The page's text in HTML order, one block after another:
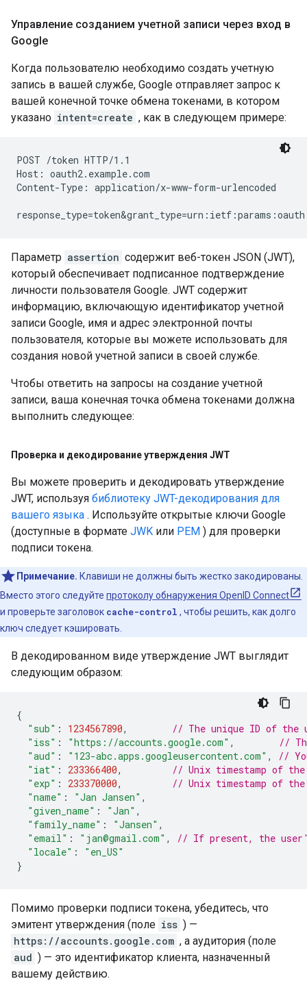
Управление созданием учетной записи через вход в
Google
Когда пользователю необходимо создать учетную
запись в вашей службе, Google отправляет запрос к
вашей конечной точке обмена токенами, в котором
указано intent=create , как в следующем примере:
POST /token HTTP/1.1
Host: oauth2.example.com
Content-Type: application/x-www-form-urlencoded
Параметр assertion содержит веб-токен JSON (JWT),
который обеспечивает подписанное подтверждение
личности пользователя Google. JWT содержит
информацию, включающую идентификатор учетной
записи Google, имя и адрес электронной почты
пользователя, которые вы можете использовать для
создания новой учетной записи в своей службе.
Чтобы ответить на запросы на создание учетной
записи, ваша конечная точка обмена токенами должна
выполнить следующее:
Проверка и декодирование утверждения JWT
Вы можете проверить и декодировать утверждение
JWT, используя библиотеку JWT-декодирования для
вашего языка . Используйте открытые ключи Google
(доступные в формате JWK или PEM ) для проверки
подписи токена.
Примечание. Клавиши не должны быть жестко закодированы.
Вместо этого следуйте протоколу обнаружения OpenID Connect
и проверьте заголовок cache-control , чтобы решить, как долго
ключ следует кэшировать.
В декодированном виде утверждение JWT выглядит
следующим образом:
{
"sub" : 1234567890,
// The unique ID of the
"iss" : "https://accounts.google.com" ,
//
"aud" : "123-abc.apps.googleusercontent.com" ,
//
"iat" : 233366400,
// Unix timestamp of
"exp" : 233370000,
// Unix timestamp of
"name" : "Jan Jansen" ,
"given_name" : "Jan" ,
"family_name" : "Jansen" ,
"email" : "jan@gmail.com" ,
// If present, the
"locale" :
"en_US"
}
Помимо проверки подписи токена, убедитесь, что
эмитент утверждения (поле iss ) —
https://accounts.google.com , а аудитория (поле
aud ) — это идентификатор клиента, назначенный
вашему действию.